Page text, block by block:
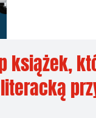
książek,